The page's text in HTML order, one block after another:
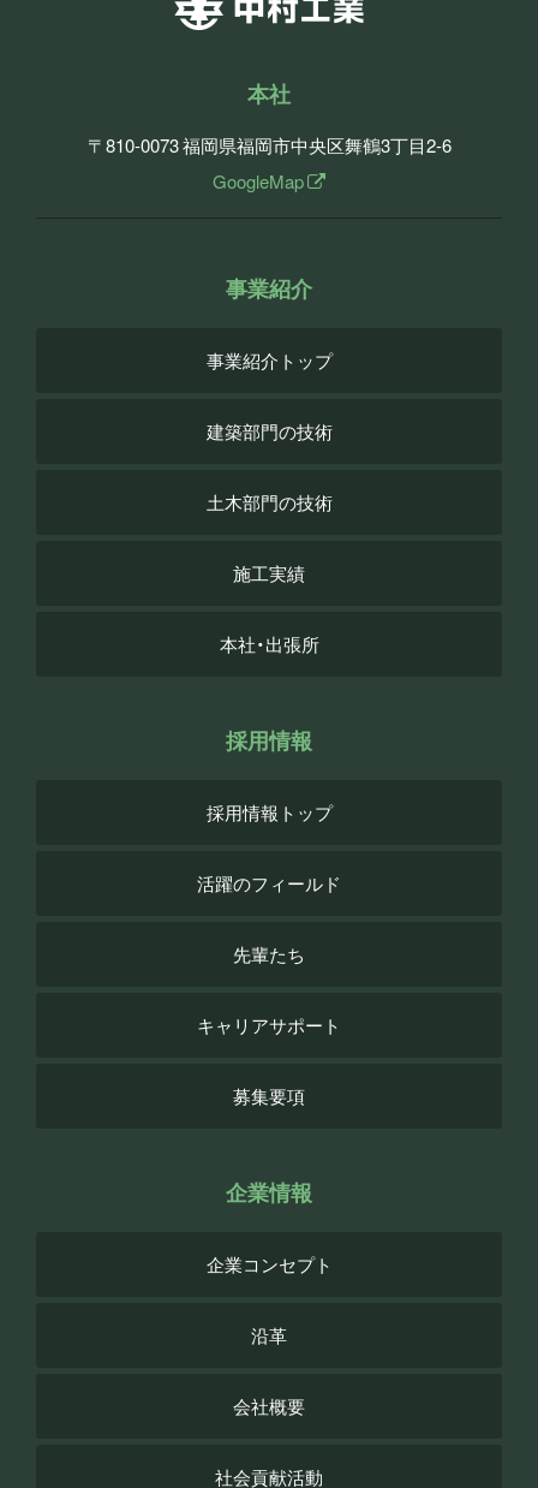
本社
〒810-0073福岡県福岡市中央区舞鶴3丁目2-6
GoogleMap
事業紹介
事業紹介トップ
建築部門の技術
土木部門の技術
施工実績
本社・出張所
採用情報
採用情報トップ
活躍のフィールド
先輩たち
キャリアサポート
募集要項
企業情報
企業コンセプト
沿革
会社概要
社会貢献活動